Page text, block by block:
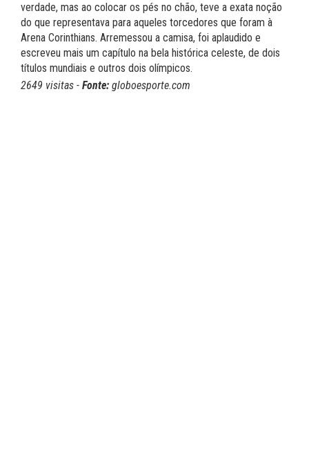
verdade, mas ao colocar os pés no chão, teve a exata noção
do que representava para aqueles torcedores que foram à
Arena Corinthians. Arremessou a camisa, foi aplaudido e
escreveu mais um capítulo na bela histórica celeste, de dois
títulos mundiais e outros dois olímpicos.
2649 visitas - Fonte: globoesporte.com